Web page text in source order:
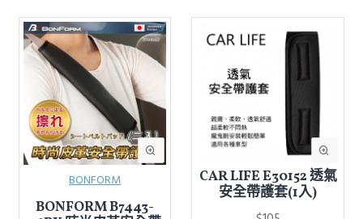
BONFORM
BONFORM B7443-
CAR LIFE E30152 透氣
安全帶護套(1入)